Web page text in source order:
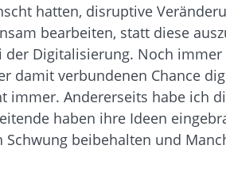
hatten, disruptive
bearbeiten, statt diese
Digitalisierung. Noch
verbundenen Chance
Andererseits habe ich
haben ihre Ideen
beibehalten und